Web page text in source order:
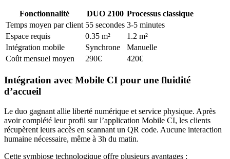
Fonctionnalité DUO 2100 Processus classique
Temps moyen par client 55 secondes 3-5 minutes
Espace requis
0.35 m²
1.2 m²
Intégration mobile
Synchrone
Manuelle
Coût mensuel moyen
290€ 420€
Intégration avec Mobile CI pour une fluidité
d’accueil
Le duo gagnant allie liberté numérique et service physique. Après
avoir complété leur profil sur l’application Mobile CI, les clients
récupèrent leurs accès en scannant un QR code. Aucune interaction
humaine nécessaire, même à 3h du matin.
Cette symbiose technologique offre plusieurs avantages :